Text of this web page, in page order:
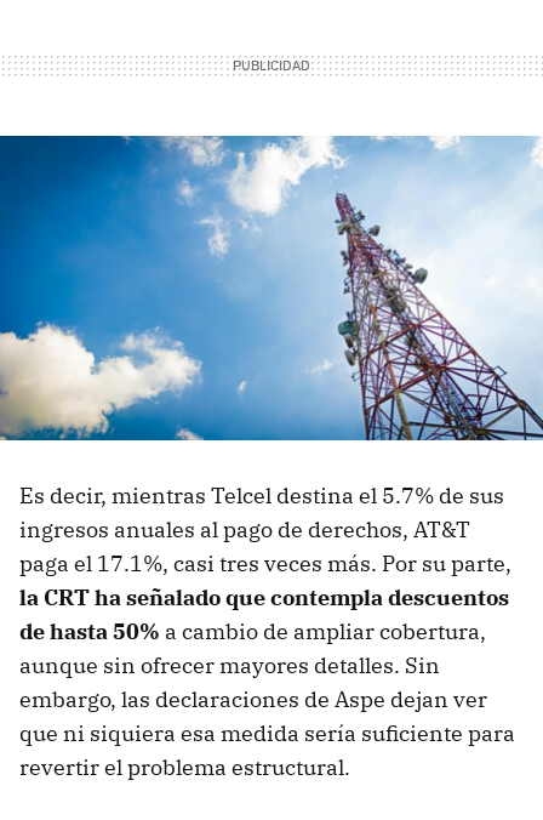
Es decir, mientras Telcel destina el 5.7% de sus
ingresos anuales al pago de derechos, AT&T
paga el 17.1%, casi tres veces más. Por su parte,
la CRT ha señalado que contempla descuentos
de hasta 50% a cambio de ampliar cobertura,
aunque sin ofrecer mayores detalles. Sin
embargo, las declaraciones de Aspe dejan ver
que ni siquiera esa medida sería suficiente para
revertir el problema estructural.